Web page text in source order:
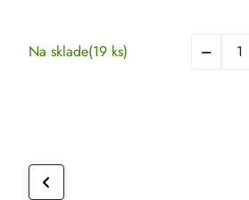
Na sklade(19 ks)